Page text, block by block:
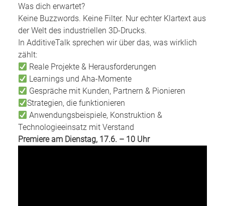
Was dich erwartet?
Keine Buzzwords. Keine Filter. Nur echter Klartext aus
der Welt des industriellen 3D-Drucks.
In AdditiveTalk sprechen wir über das, was wirklich
zählt:
Reale Projekte & Herausforderungen
Learnings und Aha-Momente
Gespräche mit Kunden, Partnern & Pionieren
Strategien, die funktionieren
Anwendungsbeispiele, Konstruktion &
Technologieeinsatz mit Verstand
Premiere am Dienstag, 17.6. – 10 Uhr